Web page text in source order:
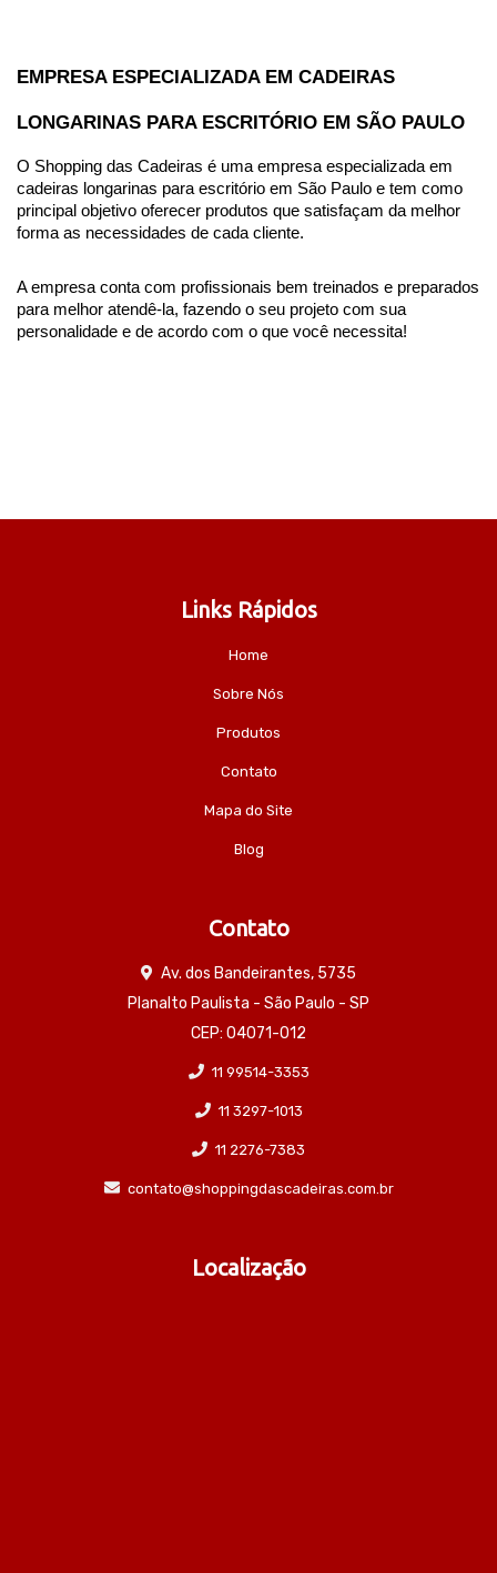
EMPRESA ESPECIALIZADA EM CADEIRAS
LONGARINAS PARA ESCRITÓRIO EM SÃO PAULO
O Shopping das Cadeiras é uma empresa especializada em
cadeiras longarinas para escritório em São Paulo e tem como
principal objetivo oferecer produtos que satisfaçam da melhor
forma as necessidades de cada cliente.
A empresa conta com profissionais bem treinados e preparados
para melhor atendê-la, fazendo o seu projeto com sua
personalidade e de acordo com o que você necessita!
Links Rápidos
Home
Sobre Nós
Produtos
Contato
Mapa do Site
Blog
Contato
Av. dos Bandeirantes, 5735
Planalto Paulista - São Paulo - SP
CEP: 04071-012
11 99514-3353
11 3297-1013
11 2276-7383
contato@shoppingdascadeiras.com.br
Localização